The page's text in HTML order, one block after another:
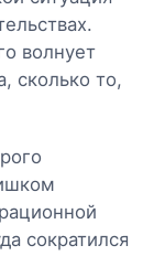
волнует
сколько то,
сократился